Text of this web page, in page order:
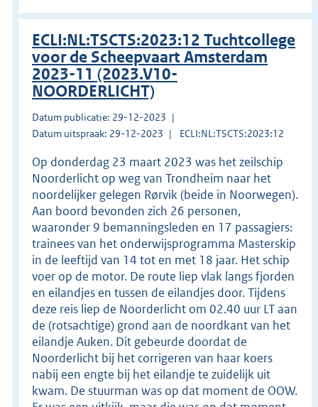
ECLI:NL:TSCTS:2023:12 Tuchtcollege
voor de Scheepvaart Amsterdam
2023-11 (2023.V10-
NOORDERLICHT)
Datum publicatie: 29-12-2023
Datum uitspraak: 29-12-2023
ECLI:NL:TSCTS:2023:12
Op donderdag 23 maart 2023 was het zeilschip
Noorderlicht op weg van Trondheim naar het
noordelijker gelegen Rørvik (beide in Noorwegen).
Aan boord bevonden zich 26 personen,
waaronder 9 bemanningsleden en 17 passagiers:
trainees van het onderwijsprogramma Masterskip
in de leeftijd van 14 tot en met 18 jaar. Het schip
voer op de motor. De route liep vlak langs fjorden
en eilandjes en tussen de eilandjes door. Tijdens
deze reis liep de Noorderlicht om 02.40 uur LT aan
de (rotsachtige) grond aan de noordkant van het
eilandje Auken. Dit gebeurde doordat de
Noorderlicht bij het corrigeren van haar koers
nabij een engte bij het eilandje te zuidelijk uit
kwam. De stuurman was op dat moment de OOW.